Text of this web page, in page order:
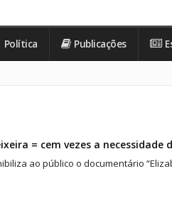
Política Publicações
= cem vezes a
ao público o documentário